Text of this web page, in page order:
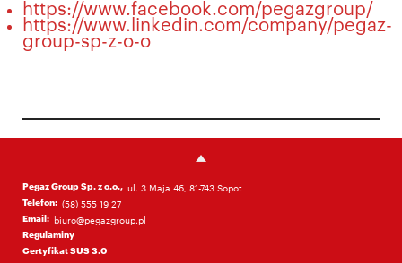
https://www.facebook.com/pegazgroup/
https://www.linkedin.com/company/pegaz-
group-sp-z-o-o
Pegaz Group Sp. z o.o., ul. 3 Maja 46, 81-743 Sopot
Telefon: (58) 555 19 27
Email: biuro@pegazgroup.pl
Regulaminy
Certyfikat SUS 3.0